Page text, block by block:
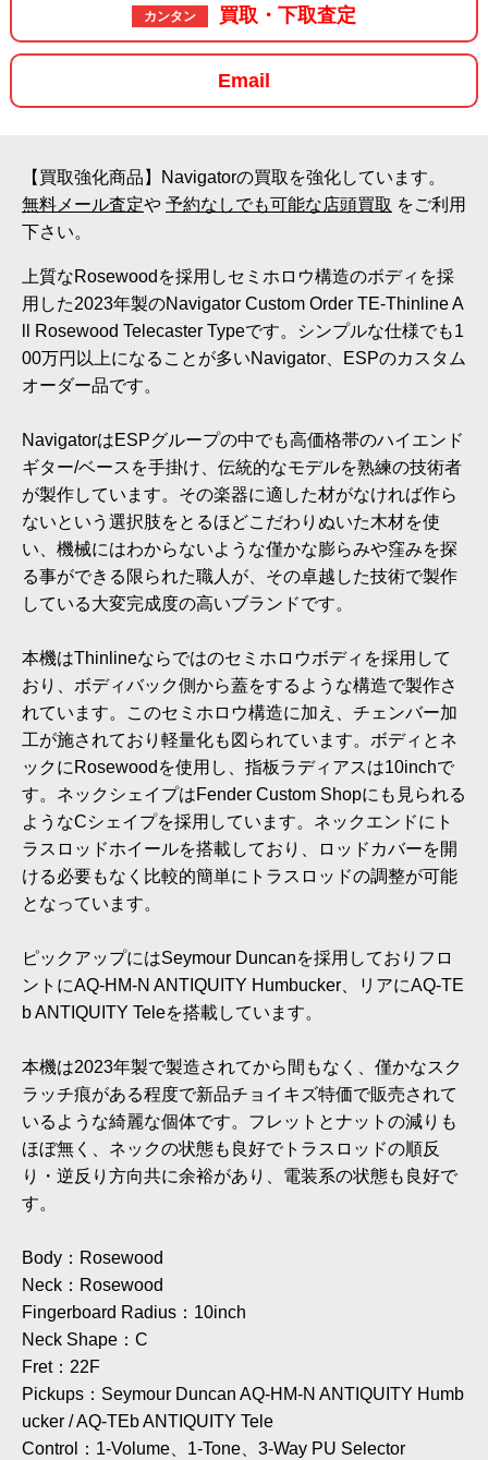
カンタン 買取・下取査定
Email
【買取強化商品】Navigatorの買取を強化しています。
無料メール査定や 予約なしでも可能な店頭買取 をご利用
下さい。
上質なRosewoodを採用しセミホロウ構造のボディを採
用した2023年製のNavigator Custom Order TE-Thinline A
ll Rosewood Telecaster Typeです。シンプルな仕様でも1
00万円以上になることが多いNavigator、ESPのカスタム
オーダー品です。
NavigatorはESPグループの中でも高価格帯のハイエンド
ギター/ベースを手掛け、伝統的なモデルを熟練の技術者
が製作しています。その楽器に適した材がなければ作ら
ないという選択肢をとるほどこだわりぬいた木材を使
い、機械にはわからないような僅かな膨らみや窪みを探
る事ができる限られた職人が、その卓越した技術で製作
している大変完成度の高いブランドです。
本機はThinlineならではのセミホロウボディを採用して
おり、ボディバック側から蓋をするような構造で製作さ
れています。このセミホロウ構造に加え、チェンバー加
工が施されており軽量化も図られています。ボディとネ
ックにRosewoodを使用し、指板ラディアスは10inchで
す。ネックシェイプはFender Custom Shopにも見られる
ようなCシェイプを採用しています。ネックエンドにト
ラスロッドホイールを搭載しており、ロッドカバーを開
ける必要もなく比較的簡単にトラスロッドの調整が可能
となっています。
ピックアップにはSeymour Duncanを採用しておりフロ
ントにAQ-HM-N ANTIQUITY Humbucker、リアにAQ-TE
b ANTIQUITY Teleを搭載しています。
本機は2023年製で製造されてから間もなく、僅かなスク
ラッチ痕がある程度で新品チョイキズ特価で販売されて
いるような綺麗な個体です。フレットとナットの減りも
ほぼ無く、ネックの状態も良好でトラスロッドの順反
り・逆反り方向共に余裕があり、電装系の状態も良好で
す。
Body：Rosewood
Neck：Rosewood
Fingerboard Radius：10inch
Neck Shape：C
Fret：22F
Pickups：Seymour Duncan AQ-HM-N ANTIQUITY Humb
ucker / AQ-TEb ANTIQUITY Tele
Control：1-Volume、1-Tone、3-Way PU Selector